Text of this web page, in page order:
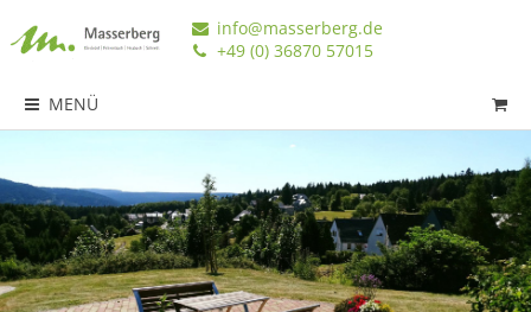
info@masserberg.de
+49 (0) 36870 57015
MENÜ